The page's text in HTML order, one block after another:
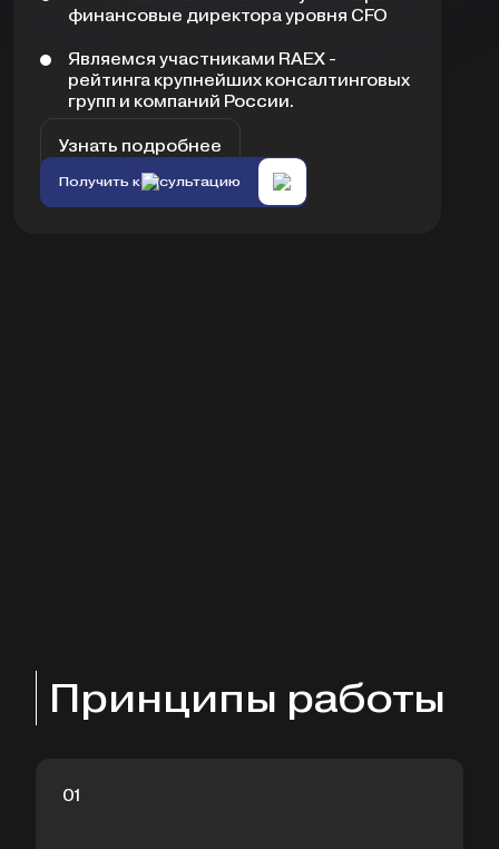
финансовые директора уровня CFO
Являемся участниками RAEX -
рейтинга крупнейших консалтинговых
групп и компаний России.
Узнать подробнее
Получить консультацию
Принципы работы